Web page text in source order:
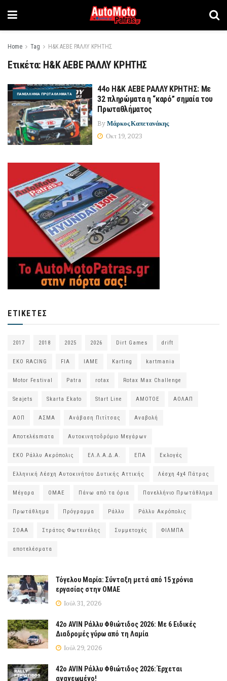
Home Tag Η&Κ ΑΕΒΕ ΡΑΛΛΥ ΚΡΗΤΗΣ
Ετικέτα: Η&Κ ΑΕΒΕ ΡΑΛΛΥ ΚΡΗΤΗΣ
ΠΑΝΕΛΛΉΝΙΑ ΠΡΩΤΑΘΛΉΜΑΤΑ
44ο Η&Κ ΑΕΒΕ ΡΑΛΛΥ ΚΡΗΤΗΣ: Με
32 πληρώματα η “καρό” σημαία του
Πρωταθλήματος
By Μάρκος Καπετανάκης
Οκτ 19, 2023
ΕΤΙΚΈΤΕΣ
2017 2018 2025 2026 Dirt Games drift
EKO RACING FIA IAME Karting kartmania
Motor Festival Patra rotax Rotax Max Challenge
Seajets Skarta Ekato Start Line ΑΜΟΤΟΕ ΑΟΛΑΠ
ΑΟΠ ΑΣΜΑ Ανάβαση Πιτίτσας Αναβολή
Αποτελέsmατα Αυτοκινητοδρόμιο Μεγάρων
ΕΚΟ Ράλλυ Ακρόπολις ΕΛ.Λ.Α.Δ.Α. ΕΠΑ Εκλογές
Ελληνική Λέσχη Αυτοκινήτου Δυτικής Αττικής Λέσχη 4χ4 Πάτρας
Μέγαρα ΟΜΑΕ Πάνω από τα όρια Πανελλήνιο Πρωτάθλημα
Πρωτάθλημα Πρόγραμμα Ράλλυ Ράλλυ Ακρόπολις
ΣΟΑΑ Στράτος Φωτεινέλης Συμμετοχές ΦΙΛΜΠΑ
αποτελέσματα
Τόγελου Μαρία: Σύνταξη μετά από 15 χρόνια
εργασίας στην ΟΜΑΕ
Ιούλ 31, 2026
42ο AVIN Ράλλυ Φθιώτιδος 2026: Με 6 Ειδικές
Διαδρομές γύρω από τη Λαμία
Ιούλ 29, 2026
42ο AVIN Ράλλυ Φθιώτιδος 2026: Έρχεται
ανανεωμένο!